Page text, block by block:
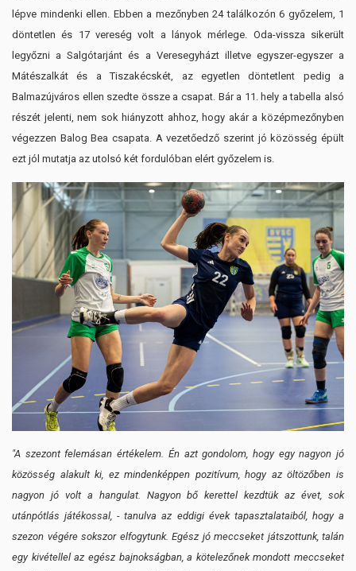
lépve mindenki ellen. Ebben a mezőnyben 24 találkozón 6 győzelem, 1
döntetlen és 17 vereség volt a lányok mérlege. Oda-vissza sikerült
legyőzni a Salgótarjánt és a Veresegyházt illetve egyszer-egyszer a
Mátészalkát és a Tiszakécskét, az egyetlen döntetlent pedig a
Balmazújváros ellen szedte össze a csapat. Bár a 11. hely a tabella alsó
részét jelenti, nem sok hiányzott ahhoz, hogy akár a középmezőnyben
végezzen Balog Bea csapata. A vezetőedző szerint jó közösség épült
ezt jól mutatja az utolsó két fordulóban elért győzelem is.
"A szezont felemásan értékelem. Én azt gondolom, hogy egy nagyon jó
közösség alakult ki, ez mindenképpen pozitívum, hogy az öltözőben is
nagyon jó volt a hangulat. Nagyon bő kerettel kezdtük az évet, sok
utánpótlás játékossal, - tanulva az eddigi évek tapasztalataiból, hogy a
szezon végére sokszor elfogytunk. Egész jó meccseket játszottunk, talán
egy kivétellel az egész bajnokságban, a kötelezőnek mondott meccseket